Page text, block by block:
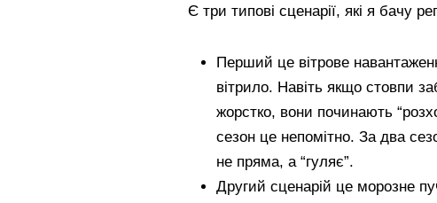
Є три типові сценарії, які я бачу
Перший це вітрове
вітрило. Навіть якщо стовпи
жорстко, вони починають
сезон це непомітно. За два
не пряма, а “гуляє”.
Другий сценарій це морозне